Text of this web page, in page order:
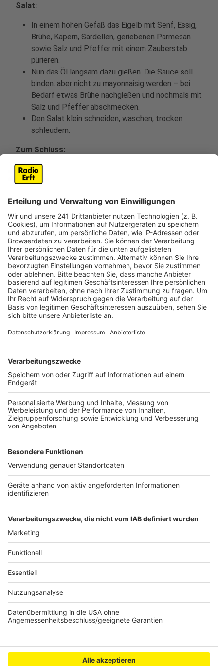
Salat:
In einem hohen Gefäß das Eigelb mit Senf, Essig,
Brühe, Kapern, Sardellen, geriebenen Parmesan
sowie Salz und Pfeffer mit einem Zauberstab
pürieren.
Nun das Öl langsam dazu gießen. Die Sauce soll
binden, aber nicht zu mayonnaisig werden – bei
Bedarf etwas Brühe nachgießen und nochmals mit
Salz und Pfeffer abschmecken.
Den Salat klein schneiden, waschen, trocken
schleudern.
Zum Schluss:
Zum Servieren den Salat seitlich auf Tellern
anrichten. Das Dressing mit einem Löffel über den
dekorieren. Den Quinoa daneben anrichten und die
Saté-Spieße auflegen.
Anzeige
Das ist der Kitchen Club by Nelson Müller
Anzeige
Bei euch läuft das Radio in der Küche, bei uns die
Küche im Radio. Starkoch Nelson Müller lädt uns
Nachkochen oder Nachkochen lassen. Nelson nimmt
uns mit in seine Küche und weiht uns in die
Geheimnisse eines bekannten Profikochs ein. Der
Kitchen Club by Nelson Müller ist etwas für alle
Gourmets und Gourmüsen. Für alle von euch, die
wissen, dass Kardamom ein Gewürz ist und kein
Ersatzteil fürs Auto. Das ist "Foodtainment" der
Extraklasse. Feinste Küche, die man überall genießen
oder wie Nelson es sagt: "Macht nix, wenn's
schmeckt!"
Nelson Müller live erleben? Hier gibt esInfos zu den
Anzeige